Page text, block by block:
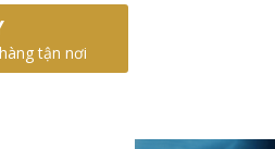
tận nơi